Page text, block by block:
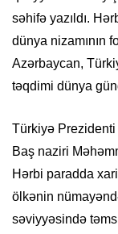
səhifə yazıldı.
dünya nizamının
Azərbaycan,
təqdimi dünya
Türkiyə Prezidenti
Baş naziri
Hərbi paradda
ölkənin
səviyyəsində